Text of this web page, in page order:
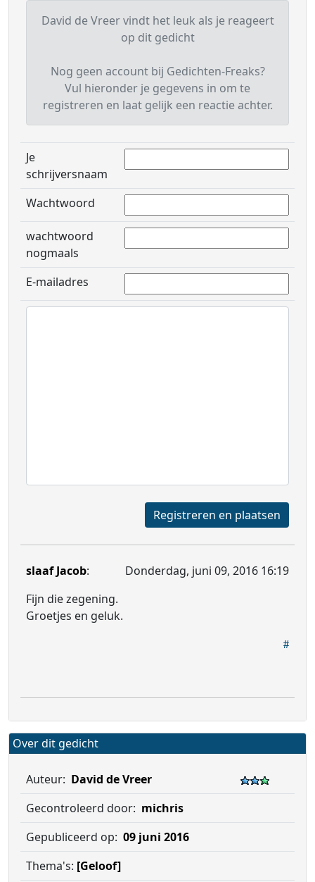
David de Vreer vindt het leuk als je reageert
op dit gedicht
Nog geen account bij Gedichten-Freaks?
Vul hieronder je gegevens in om te
registreren en laat gelijk een reactie achter.
Je
schrijversnaam
Wachtwoord
wachtwoord
nogmaals
E-mailadres
Registreren en plaatsen
slaaf Jacob:
Donderdag, juni 09, 2016 16:19
Fijn die zegening.
Groetjes en geluk.
Over dit gedicht
Auteur: David de Vreer
Gecontroleerd door: michris
Gepubliceerd op: 09 juni 2016
Thema's: [Geloof]